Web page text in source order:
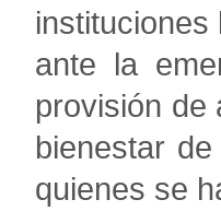
ante la
provisión de
bienestar
quienes se